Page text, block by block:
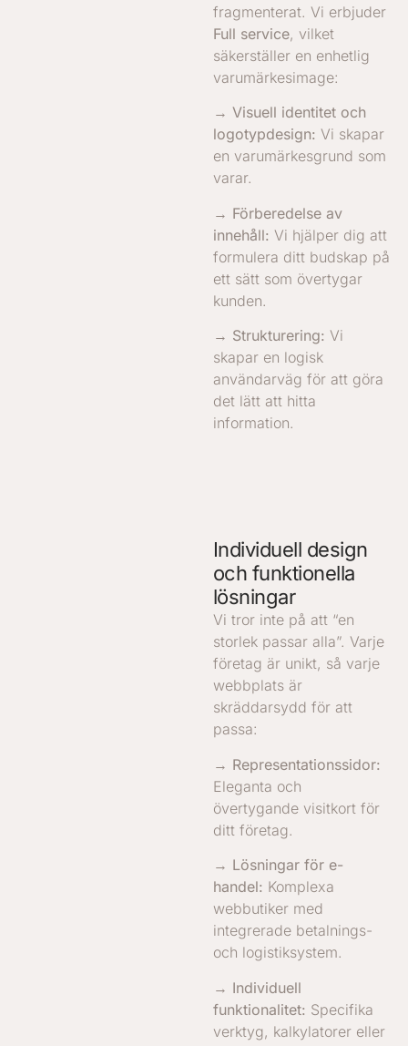
fragmenterat. Vi erbjuder
Full service, vilket
säkerställer en enhetlig
varumärkesimage:
→ Visuell identitet och
logotypdesign: Vi skapar
en varumärkesgrund som
varar.
→ Förberedelse av
innehåll: Vi hjälper dig att
formulera ditt budskap på
ett sätt som övertygar
kunden.
→ Strukturering: Vi
skapar en logisk
användarväg för att göra
det lätt att hitta
information.
Individuell design
och funktionella
lösningar
Vi tror inte på att “en
storlek passar alla”. Varje
företag är unikt, så varje
webbplats är
skräddarsydd för att
passa:
→ Representationssidor:
Eleganta och
övertygande visitkort för
ditt företag.
→ Lösningar för e-
handel: Komplexa
webbutiker med
integrerade betalnings-
och logistiksystem.
→ Individuell
funktionalitet: Specifika
verktyg, kalkylatorer eller